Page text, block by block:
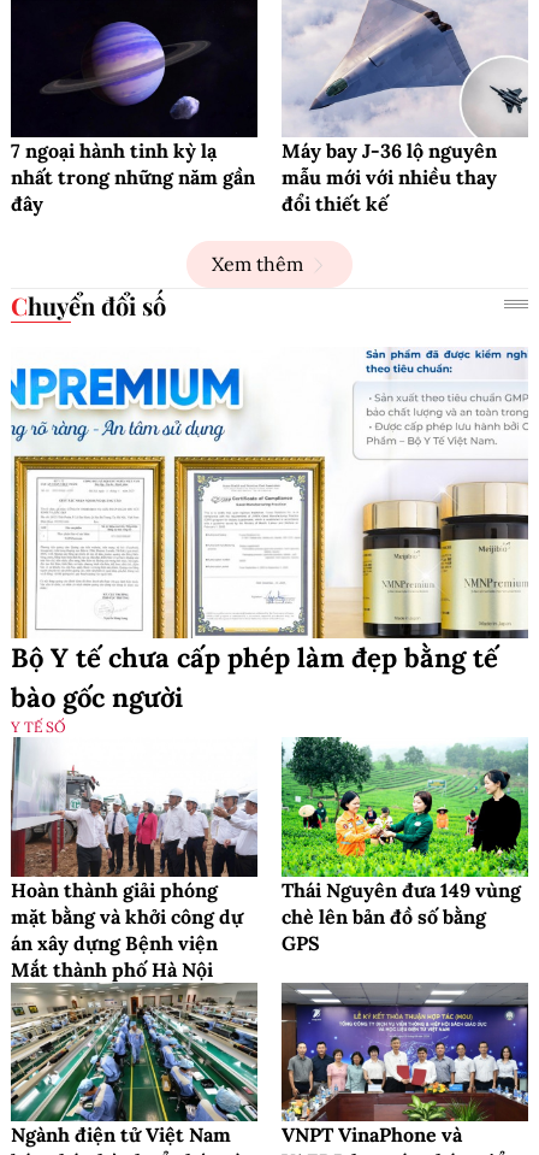
7 ngoại hành tinh kỳ lạ
nhất trong những năm gần
đây
Máy bay J-36 lộ nguyên
mẫu mới với nhiều thay
đổi thiết kế
Xem thêm
Chuyển đổi số
Bộ Y tế chưa cấp phép làm đẹp bằng tế
bào gốc người
Y TẾ SỐ
Hoàn thành giải phóng
mặt bằng và khởi công dự
án xây dựng Bệnh viện
Mắt thành phố Hà Nội
Thái Nguyên đưa 149 vùng
chè lên bản đồ số bằng
GPS
Ngành điện tử Việt Nam
VNPT VinaPhone và